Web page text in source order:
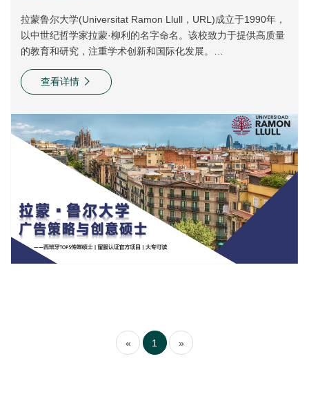
拉蒙鲁尔大学(Universitat Ramon Llull，URL)成立于1990年，
以中世纪哲学家拉蒙·柳利的名字命名。该校致力于提供高质量
的教育和研究，注重学术创新和国际化发展。
学校由多个独立但相互合作的学院和研究机构组成，包括
IQS(萨里亚化学研究所)、Blanquerma(涵盖健康科学传播、心
计)、Esade(**商学院，提供工商管理与法律课程)、Pere
Tarrés社会教育与社会工作学院、埃布罗天文研究所、维达尔·
巴拉克心理健康大学学院、博尔哈生物伦理学院以及ESDi高等
设计学院。目前可颁发授予学士、硕士、博士学位，授课语言
包括西班牙语、加泰罗尼亚语、英语。学校设有38个本科专
业，59个硕士专业，11个博士专业和217个校硕专业。
查看详情
« 1 »